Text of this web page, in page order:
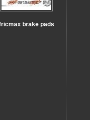
brake pads